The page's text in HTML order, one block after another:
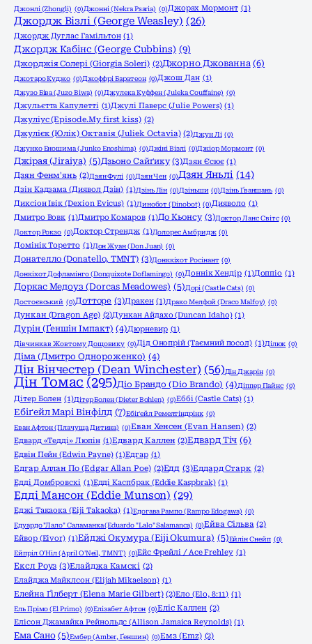
Джонлі (Zhongli) (0)Джонні (Nekra Psaria) (0)Джорах Мормонт (1)
Джордж Візлі (George Weasley) (26)
Джордж Дуглас Гамільтон (1)
Джордж Кабінс (George Cubbins) (9)
Джорджія Солері (Giorgia Soleri) (2)Джорно Джованна (6)
Джотаро Куджо (0)Джоффрі Баратеон (0)Джош Дан (1)
Джузо Біва (Juzo Biwa) (0)Джулека Куффен (Juleka Couffaine) (0)
Джульєтта Капулетті (1)Джулі Паверс (Julie Powers) (1)
Джуліус (Episode.My first kiss) (2)
Джулієк (Юлік) Октавія (Juliek Octavia) (2)Джун Лі (0)
Джунко Еношима (Junko Enoshima) (0)Джіні Візлі (0)Джіор Мормонт (0)
Джірая (Jiraiya) (5)Дзьоно Сайґику (3)Дзян Єсює (1)
Дзян Фенм'янь (2)Дзян Фулі (0)Дзян Чен (0)Дзян Яньлі (14)
Дзін Кадзама (Диявол Дзін) (1)Дзінь Лін (0)Дзіньши (0)Дзінь Ґваншань (0)
Диксіон Івік (Dexion Evicus) (1)Динобот (Dinobot) (0)Дияволо (1)
Дмитро Вовк (1)Дмитро Комаров (1)До Кьонсу (3)Доктор Ланс Світс (0)
Доктор Рокзо (0)Доктор Стрендж (1)Долорес Амбридж (0)
Домінік Торетто (1)Дон Жуан (Don Juan) (0)
Донателло (Donatello, TMNT) (3)Донккіхот Росінант (0)
Донкіхот Дофламінго (Donquixote Doflamingo) (0)Доннік Хендір (1)Доппіо (1)
Доркас Медоуз (Dorcas Meadowes) (5)Дорі (Castle Cats) (0)
Достоєвський (0)Дотторе (3)Дракен (1)Драко Мелфой (Draco Malfoy) (0)
Дункан (Dragon Age) (2)Дункан Айдахо (Duncan Idaho) (1)
Дурін (Ґеншін Імпакт) (4)Дюрневир (1)
Дівчинка в Жовтому Дощовику (0)Дід Онопрій (Таємний посол) (1)Ділюк (0)
Діма (Дмитро Однороженко) (4)
Дін Вінчестер (Dean Winchester) (56)Дін Джарін (0)
Дін Томас (295)Діо Брандо (Dio Brando) (4)Діппер Пайнс (0)
Дітер Болен (1)Дітер Болен (Dieter Bohlen) (0)Еббі (Castle Cats) (1)
Ебіґейл Марі Вінфілд (7)Ебіґейл Ремелтіндрінк (0)
Еван Афтон (Плачуща Дитина) (0)Еван Хенсен (Evan Hansen) (2)
Едвард «Тедді» Люпін (1)Едвард Каллен (2)Едвард Тіч (6)
Едвін Пейн (Edwin Payne) (1)Едгар (1)
Едгар Аллан По (Edgar Allan Poe) (2)Едд (3)Еддард Старк (2)
Едді Домбровскі (1)Едді Каспбрак (Eddie Kaspbrak) (1)
Едді Мансон (Eddie Munson) (29)
Еджі Такаока (Eiji Takaoka) (1)Едогава Рампо (Rampo Edogawa) (0)
Едуардо "Лало" Саламанка (Eduardo "Lalo" Salamanca) (0)Ейва Сільва (2)
Ейвор (Eivor) (1)Ейджі Окумура (Eiji Okumura) (5)Ейлін Снейп (0)
Ейпріл О'Ніл (April O'Neil, TMNT) (0)Ейс Фрейлі / Ace Frehley (1)
Ексл Роуз (3)Елайджа Камскі (2)
Елайджа Майклсон (Elijah Mikaelson) (1)
Елейна Ґілберт (Elena Marie Gilbert) (2)Ело (Elo, 8:11) (1)
Ель Прімо (El Primo) (0)Елізабет Афтон (0)Еліс Каллен (2)
Елісон Джамайка Рейнольдс (Allison Jamaica Reynolds) (1)
Ема Сано (5)Ембер (Amber, Ґеншин) (0)Емз (Emz) (2)